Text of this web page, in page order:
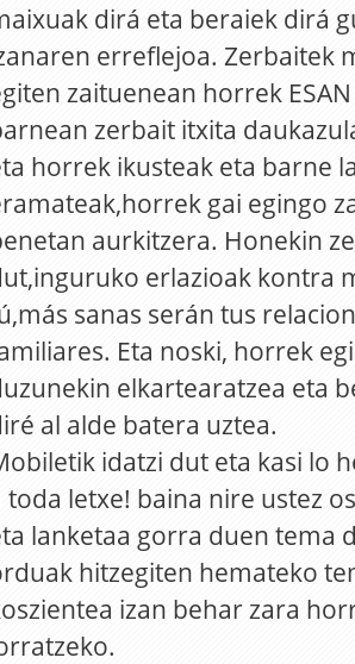
dirá eta beraiek dirá
erreflejoa. Zerbaitek
zaituenean horrek
zerbait itxita
horrek ikusteak eta barne
gai egingo
aurkitzera. Honekin
erlazioak kontra
sanas serán tus
Eta noski, horrek
elkartearatzea eta
al alde batera uztea.
idatzi dut eta kasi lo
toda letxe! baina nire ustez
lanketaa gorra duen tema
hitzegiten hemateko
izan behar zara